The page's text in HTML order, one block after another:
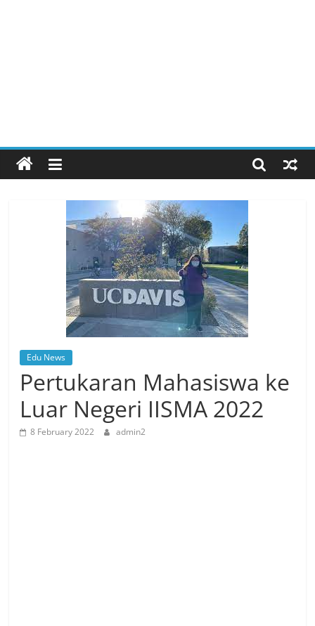
Edu News
Pertukaran Mahasiswa ke
Luar Negeri IISMA 2022
8 February 2022 admin2